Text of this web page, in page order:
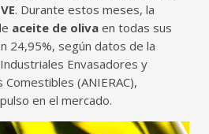
. Durante estos meses, la
aceite de oliva en todas sus
24,95%, según datos de la
Envasadores y
(ANIERAC),
en el mercado.